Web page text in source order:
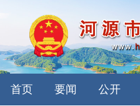
首页 要闻 公开